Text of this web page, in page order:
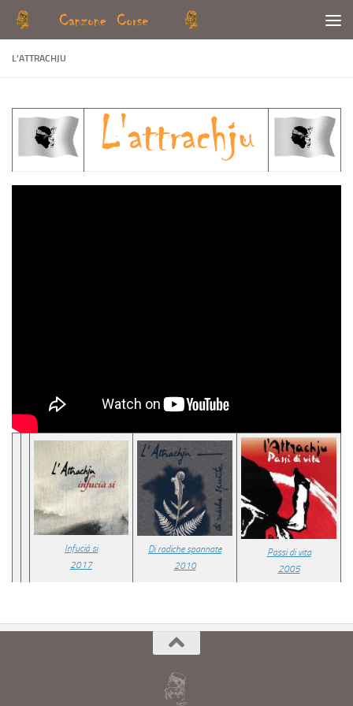
Skip to content
L’ATTRACHJU
Infucià si
2017
Di radiche spannate
2010
Passi di vita
2005